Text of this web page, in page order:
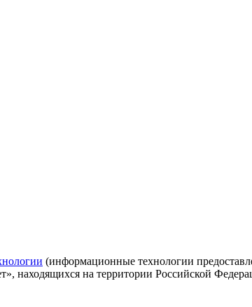
(информационные технологии
находящихся на территории Российской